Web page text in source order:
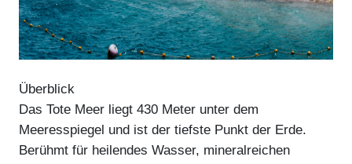
Überblick
Das Tote Meer liegt 430 Meter unter dem
Meeresspiegel und ist der tiefste Punkt der Erde.
Berühmt für heilendes Wasser, mineralreichen